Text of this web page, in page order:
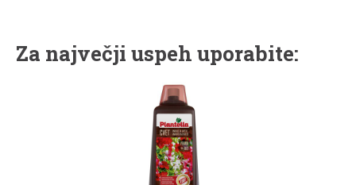
Za največji uspeh uporabite: